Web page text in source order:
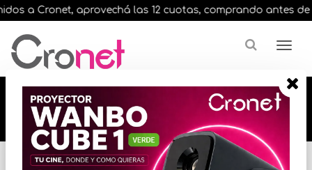
a Cronet, aprovechá las 12 cuotas, comprando antes de
🔥🔥🔥 12 cuotas, en todos nuestros artículos,
comprando antes de las 13 hrs. envíos en el
día 🔥🔥🔥